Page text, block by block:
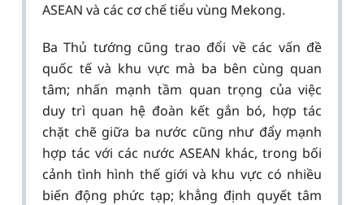
ASEAN và các cơ chế tiểu vùng Mekong.
Ba Thủ tướng cũng trao đổi về các vấn đề
quốc tế và khu vực mà ba bên cùng quan
tâm; nhấn mạnh tầm quan trọng của việc
duy trì quan hệ đoàn kết gắn bó, hợp tác
chặt chẽ giữa ba nước cũng như đẩy mạnh
hợp tác với các nước ASEAN khác, trong bối
cảnh tình hình thế giới và khu vực có nhiều
biến động phức tạp; khẳng định quyết tâm